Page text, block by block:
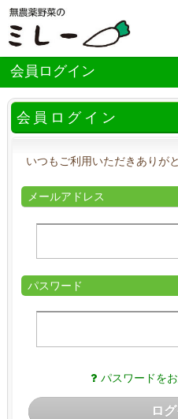
会員ログイン
会員ログイン
いつもご利用いただきありが
メールアドレス
パスワード
パスワードを
ロ